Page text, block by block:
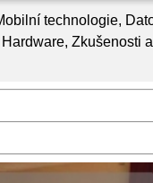
technologie,
Hardware, Zkušenosti a